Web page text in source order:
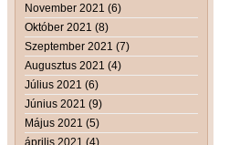
November 2021 (6)
Október 2021 (8)
Szeptember 2021 (7)
Augusztus 2021 (4)
Július 2021 (6)
Június 2021 (9)
Május 2021 (5)
április 2021 (4)